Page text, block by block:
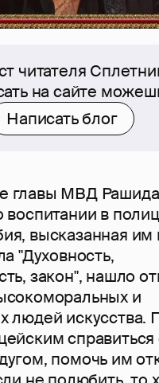
читателя
на сайте
Написать блог
главы МВД Рашида
воспитании в
высказанная им
"Духовность,
закон", нашло
и
людей искусства.
справиться
помочь им